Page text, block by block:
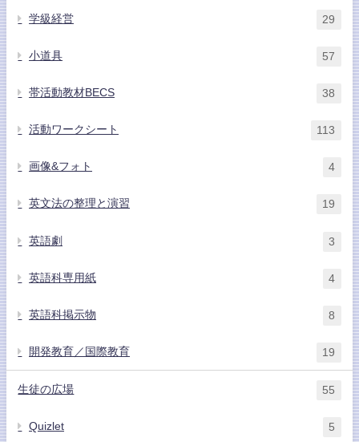
学級経営 29
小道具 57
帯活動教材BECS 38
活動ワークシート 113
画像&フォト 4
英文法の整理と演習 19
英語劇 3
英語科専用紙 4
英語科掲示物 8
開発教育／国際教育 19
生徒の広場 55
Quizlet 5